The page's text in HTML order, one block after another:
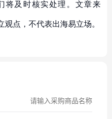
将及时核实处理。文章来
点，不代表出海易立场。